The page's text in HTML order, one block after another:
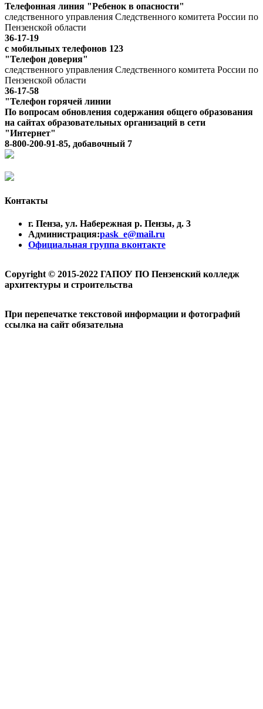
Телефонная линия "Ребенок в опасности"
следственного управления Следственного комитета России по
Пензенской области
36-17-19
с мобильных телефонов 123
"Телефон доверия"
следственного управления Следственного комитета России по
Пензенской области
36-17-58
"Телефон горячей линии
По вопросам обновления содержания общего образования
на сайтах образовательных организаций в сети
"Интернет"
8-800-200-91-85, добавочный 7
Контакты
г. Пенза, ул. Набережная р. Пензы, д. 3
Администрация:pask_e@mail.ru
Официальная группа вконтакте
Copyright © 2015-2022 ГАПОУ ПО Пензенский колледж
архитектуры и строительства
При перепечатке текстовой информации и фотографий
ссылка на сайт обязательна